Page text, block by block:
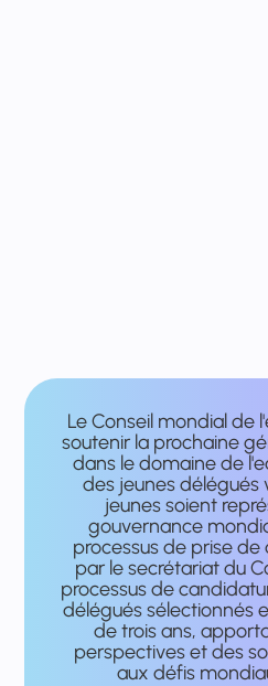
Le Conseil mondial de
soutenir la prochaine
dans le domaine de
des jeunes délégués
jeunes soient
gouvernance
processus de prise de
par le secrétariat du
processus de
délégués sélectionnés
de trois ans,
perspectives et des
aux défis